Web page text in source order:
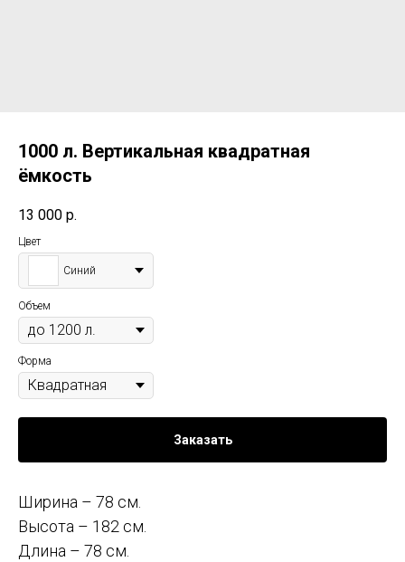
1000 л. Вертикальная квадратная
ёмкость
13 000 р.
Цвет
Синий
Объем
Форма
Заказать
Ширина – 78 см.
Высота – 182 см.
Длина – 78 см.